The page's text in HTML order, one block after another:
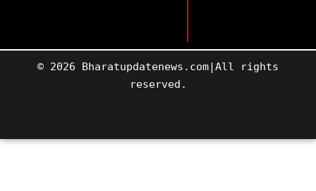
© 2026 Bharatupdatenews.com|All rights
reserved.